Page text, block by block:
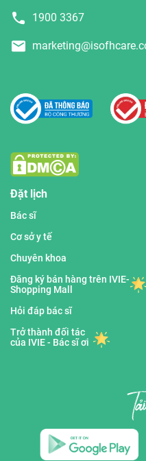
1900 3367
Đặt lịch
Bác sĩ
Cơ sở y tế
Chuyên khoa
Đăng ký bán hàng trên IVIE-
Shopping Mall
Hỏi đáp bác sĩ
Trở thành đối tác
của IVIE - Bác sĩ ơi